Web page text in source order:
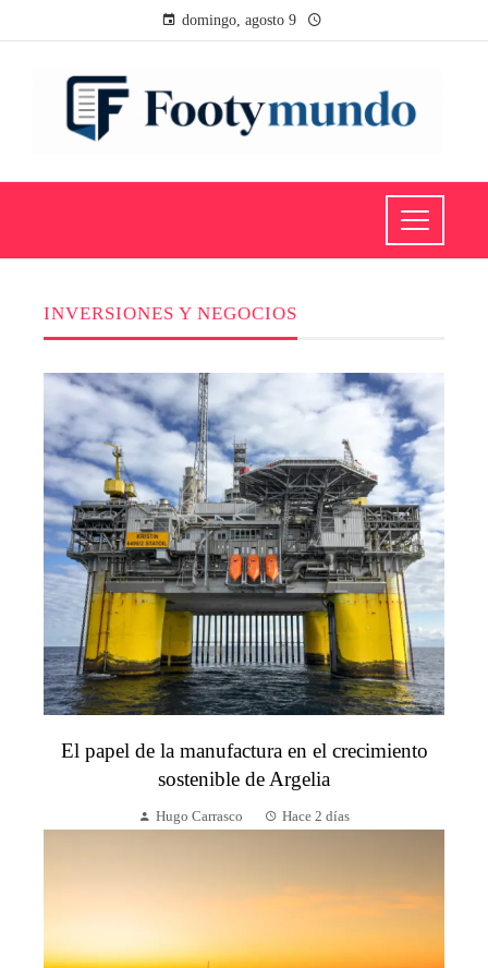
domingo, agosto 9
INVERSIONES Y NEGOCIOS
El papel de la manufactura en el crecimiento
sostenible de Argelia
Hugo Carrasco Hace 2 días